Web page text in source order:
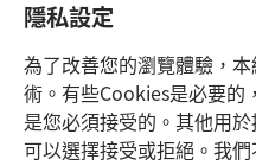
隱私設定
為了改善您的瀏覽體驗，
術。有些Cookies是必要的
是您必須接受的。其他用
可以選擇接受或拒絕。我
窗）
啟
新
窗）
JW Library®
Watchtower Library